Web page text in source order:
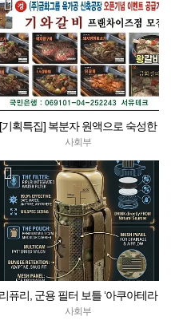
[기획특집] 복분자 원액으로 숙성한
깊은 맛, 거품 뺀 파격가! (주)금화그
‘기와갈비’ 프랜차이즈 돌풍 예고
사회부
리퓨리, 군용 필터 보틀 ‘아쿠아테라
밀리터리 에디션’ 출시
사회부